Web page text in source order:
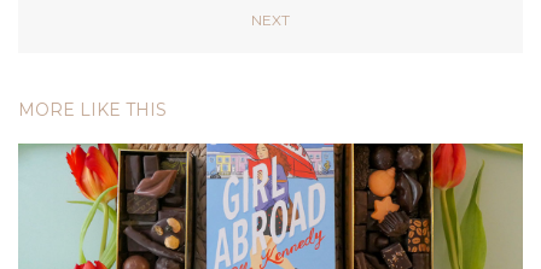
NEXT
MORE LIKE THIS